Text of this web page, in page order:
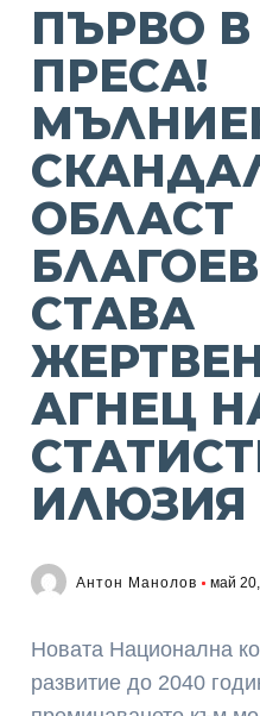
ПЪРВО В
ПРЕСА!
ОБЛАСТ
СТАВА
АГНЕЦ
ИЛЮЗИЯ
Антон Манолов май
Новата Национална
развитие до 2040